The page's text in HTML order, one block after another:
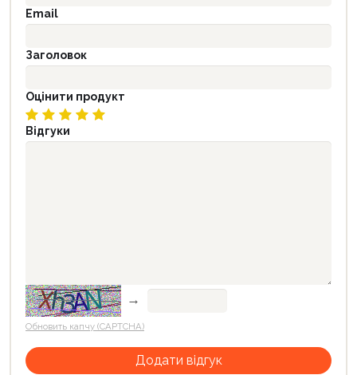
Email
Заголовок
Оцінити продукт
Відгуки
→
Обновить капчу (CAPTCHA)